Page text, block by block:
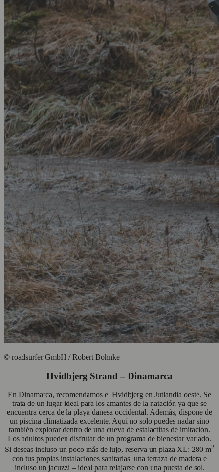
© roadsurfer GmbH / Robert Bohnke
Hvidbjerg Strand – Dinamarca
En Dinamarca, recomendamos el Hvidbjerg en Jutlandia oeste. Se
trata de un lugar ideal para los amantes de la natación ya que se
encuentra cerca de la playa danesa occidental. Además, dispone de
un piscina climatizada excelente. Aquí no solo puedes nadar sino
también explorar dentro de una cueva de estalactitas de imitación.
Los adultos pueden disfrutar de un programa de bienestar variado.
Si deseas incluso un poco más de lujo, reserva un plaza XL: 280 m2
con tus propias instalaciones sanitarias, una terraza de madera e
incluso un jacuzzi – ideal para relajarse con una puesta de sol.